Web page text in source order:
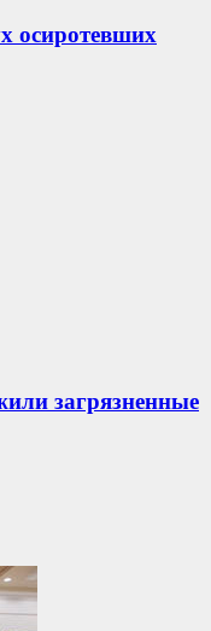
осиротевших
загрязненные